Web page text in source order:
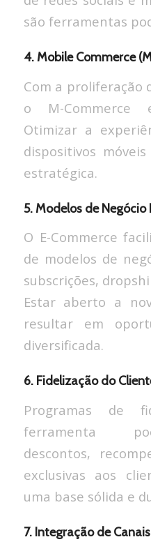
são ferramentas
4. Mobile Commerce
Com a proliferação
o M-Commerce
Otimizar a
dispositivos
estratégica.
5. Modelos de Negócio
O E-Commerce
de modelos de
subscrições,
Estar aberto a
resultar em
diversificada.
6. Fidelização do
Programas de
ferramenta
descontos,
exclusivas aos
uma base sólida e
7. Integração de